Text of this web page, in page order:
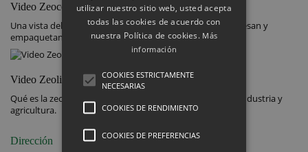
Video Zeocem
Una vista del interior de la fábrica donde se extraen, procesan y
empaquetan la zeolita y los productos de zeolita.
Video Zeolit
Qué es la zeolita clinoptilolita y ejemplos de su uso en la industria y
agricultura.
Dirección
utilizar nuestro sitio web, usted acepta
todas las cookies de acuerdo con
nuestra Política de cookies. Más
información
COOKIES ESTRICTAMENTE
NECESARIAS
COOKIES DE RENDIMIENTO
COOKIES DE PREFERENCIAS